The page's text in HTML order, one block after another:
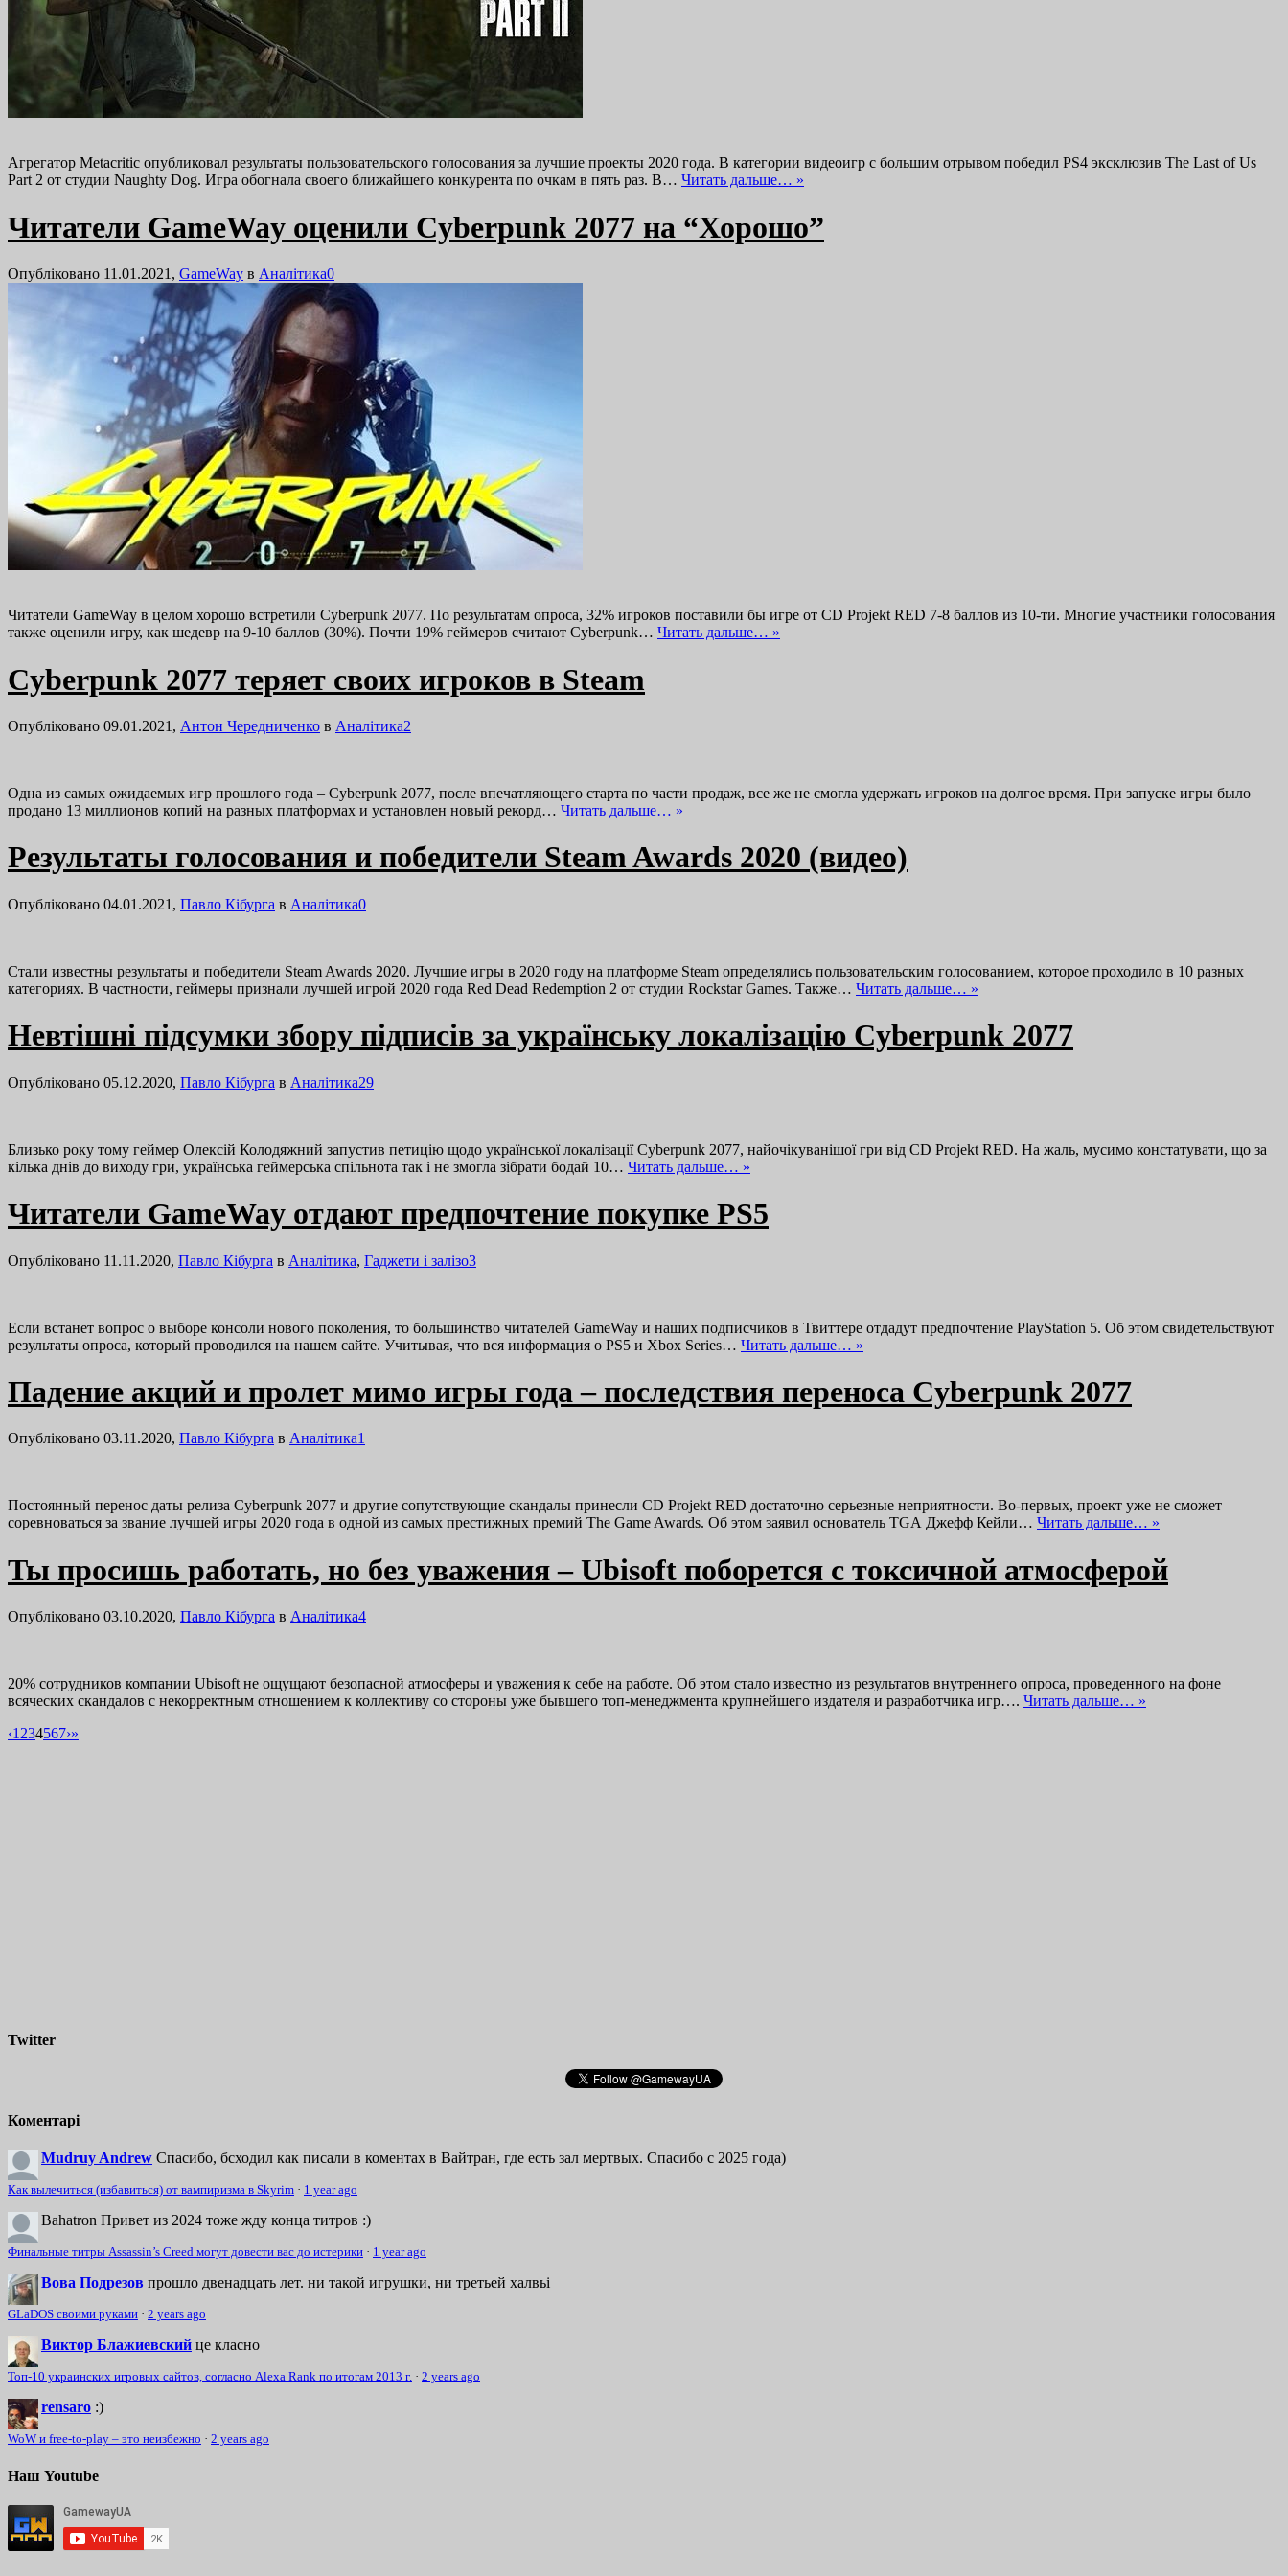
Агрегатор Metacritiс опубликовал результаты пользовательского голосования за лучшие проекты 2020 года. В категории видеоигр с большим отрывом победил PS4 эксклюзив The Last of Us
Part 2 от студии Naughty Dog. Игра обогнала своего ближайшего конкурента по очкам в пять раз. В… Читать дальше… »
Читатели GameWay оценили Cyberpunk 2077 на “Хорошо”
Опубліковано 11.01.2021, GameWay в Аналітика0
Читатели GameWay в целом хорошо встретили Cyberpunk 2077. По результатам опроса, 32% игроков поставили бы игре от CD Projekt RED 7-8 баллов из 10-ти. Многие участники голосования
также оценили игру, как шедевр на 9-10 баллов (30%). Почти 19% геймеров считают Cyberpunk… Читать дальше… »
Cyberpunk 2077 теряет своих игроков в Steam
Опубліковано 09.01.2021, Антон Чередниченко в Аналітика2
Одна из самых ожидаемых игр прошлого года – Cyberpunk 2077, после впечатляющего старта по части продаж, все же не смогла удержать игроков на долгое время. При запуске игры было
продано 13 миллионов копий на разных платформах и установлен новый рекорд… Читать дальше… »
Результаты голосования и победители Steam Awards 2020 (видео)
Опубліковано 04.01.2021, Павло Кібурга в Аналітика0
Стали известны результаты и победители Steam Awards 2020. Лучшие игры в 2020 году на платформе Steam определялись пользовательским голосованием, которое проходило в 10 разных
категориях. В частности, геймеры признали лучшей игрой 2020 года Red Dead Redemption 2 от студии Rockstar Games. Также… Читать дальше… »
Невтішні підсумки збору підписів за українську локалізацію Cyberpunk 2077
Опубліковано 05.12.2020, Павло Кібурга в Аналітика29
Близько року тому геймер Олексій Колодяжний запустив петицію щодо української локалізації Cyberpunk 2077, найочікуванішої гри від CD Projekt RED. На жаль, мусимо констатувати, що за
кілька днів до виходу гри, українська геймерська спільнота так і не змогла зібрати бодай 10… Читать дальше… »
Читатели GameWay отдают предпочтение покупке PS5
Опубліковано 11.11.2020, Павло Кібурга в Аналітика, Гаджети і залізо3
Если встанет вопрос о выборе консоли нового поколения, то большинство читателей GameWay и наших подписчиков в Твиттере отдадут предпочтение PlayStation 5. Об этом свидетельствуют
результаты опроса, который проводился на нашем сайте. Учитывая, что вся информация о PS5 и Xbox Series… Читать дальше… »
Падение акций и пролет мимо игры года – последствия переноса Cyberpunk 2077
Опубліковано 03.11.2020, Павло Кібурга в Аналітика1
Постоянный перенос даты релиза Cyberpunk 2077 и другие сопутствующие скандалы принесли CD Projekt RED достаточно серьезные неприятности. Во-первых, проект уже не сможет
соревноваться за звание лучшей игры 2020 года в одной из самых престижных премий The Game Awards. Об этом заявил основатель TGA Джефф Кейли… Читать дальше… »
Ты просишь работать, но без уважения – Ubisoft поборется с токсичной атмосферой
Опубліковано 03.10.2020, Павло Кібурга в Аналітика4
20% сотрудников компании Ubisoft не ощущают безопасной атмосферы и уважения к себе на работе. Об этом стало известно из результатов внутреннего опроса, проведенного на фоне
всяческих скандалов с некорректным отношением к коллективу со стороны уже бывшего топ-менеджмента крупнейшего издателя и разработчика игр…. Читать дальше… »
‹1 234567›»
Twitter
Коментарі
Mudruy Andrew Спасибо, бсходил как писали в коментах в Вайтран, где есть зал мертвых. Спасибо с 2025 года)
Как вылечиться (избавиться) от вампиризма в Skyrim · 1 year ago
Bahatron Привет из 2024 тоже жду конца титров :)
Финальные титры Assassin’s Creed могут довести вас до истерики · 1 year ago
Вова Подрезов прошло двенадцать лет. ни такой игрушки, ни третьей халвьі
GLaDOS своими руками · 2 years ago
Виктор Блажиевский це класно
Топ-10 украинских игровых сайтов, согласно Alexa Rank по итогам 2013 г. · 2 years ago
rensaro :)
WoW и free-to-play – это неизбежно · 2 years ago
Наш Youtube